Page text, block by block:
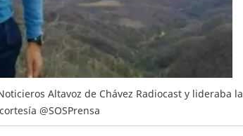
Altavoz de Chávez Radiocast y lideraba la
@SOSPrensa